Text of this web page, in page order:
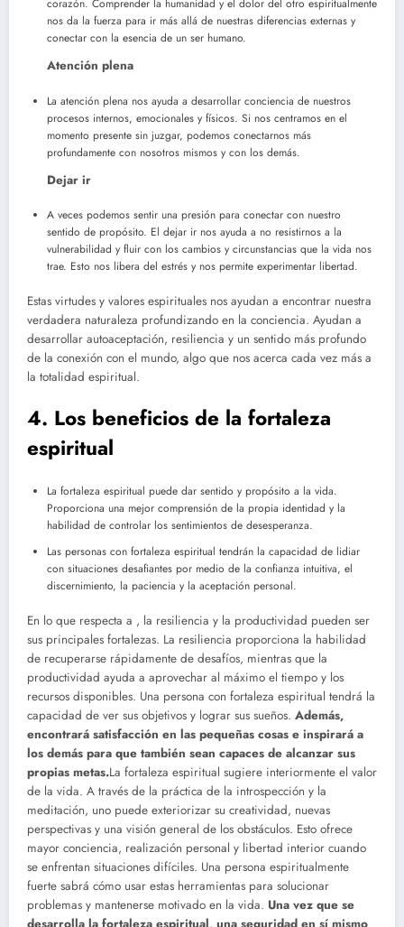
corazón. Comprender la humanidad y el dolor del otro espiritualmente
nos da la fuerza para ir más allá de nuestras diferencias externas y
conectar con la esencia de un ser humano.
Atención plena
La atención plena nos ayuda a desarrollar conciencia de nuestros
procesos internos, emocionales y físicos. Si nos centramos en el
momento presente sin juzgar, podemos conectarnos más
profundamente con nosotros mismos y con los demás.
Dejar ir
A veces podemos sentir una presión para conectar con nuestro
sentido de propósito. El dejar ir nos ayuda a no resistirnos a la
vulnerabilidad y fluir con los cambios y circunstancias que la vida nos
trae. Esto nos libera del estrés y nos permite experimentar libertad.
Estas virtudes y valores espirituales nos ayudan a encontrar nuestra
verdadera naturaleza profundizando en la conciencia. Ayudan a
desarrollar autoaceptación, resiliencia y un sentido más profundo
de la conexión con el mundo, algo que nos acerca cada vez más a
la totalidad espiritual.
4. Los beneficios de la fortaleza
espiritual
La fortaleza espiritual puede dar sentido y propósito a la vida.
Proporciona una mejor comprensión de la propia identidad y la
habilidad de controlar los sentimientos de desesperanza.
Las personas con fortaleza espiritual tendrán la capacidad de lidiar
con situaciones desafiantes por medio de la confianza intuitiva, el
discernimiento, la paciencia y la aceptación personal.
En lo que respecta a , la resiliencia y la productividad pueden ser
sus principales fortalezas. La resiliencia proporciona la habilidad
de recuperarse rápidamente de desafíos, mientras que la
productividad ayuda a aprovechar al máximo el tiempo y los
recursos disponibles. Una persona con fortaleza espiritual tendrá la
capacidad de ver sus objetivos y lograr sus sueños. Además,
encontrará satisfacción en las pequeñas cosas e inspirará a
los demás para que también sean capaces de alcanzar sus
propias metas.La fortaleza espiritual sugiere interiormente el valor
de la vida. A través de la práctica de la introspección y la
meditación, uno puede exteriorizar su creatividad, nuevas
perspectivas y una visión general de los obstáculos. Esto ofrece
mayor conciencia, realización personal y libertad interior cuando
se enfrentan situaciones difíciles. Una persona espiritualmente
fuerte sabrá cómo usar estas herramientas para solucionar
problemas y mantenerse motivado en la vida. Una vez que se